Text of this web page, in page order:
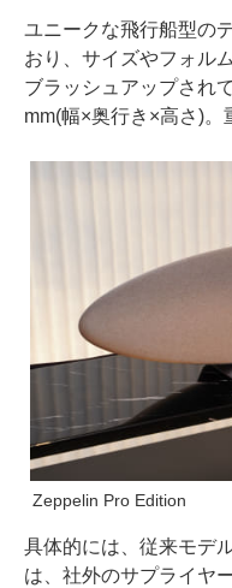
ユニークな飛行船型の
おり、サイズやフォル
ブラッシュアップされ
mm(幅×奥行き×高さ)。
Zeppelin Pro Edition
具体的には、従来モデ
は、社外のサプライヤ